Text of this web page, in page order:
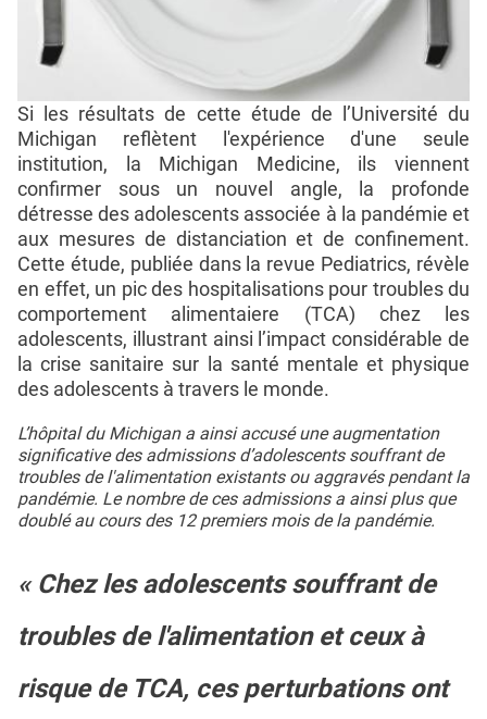
Si les résultats de cette étude de l’Université du
Michigan reflètent l'expérience d'une seule
institution, la Michigan Medicine, ils viennent
confirmer sous un nouvel angle, la profonde
détresse des adolescents associée à la pandémie et
aux mesures de distanciation et de confinement.
Cette étude, publiée dans la revue Pediatrics, révèle
en effet, un pic des hospitalisations pour troubles du
comportement alimentaiere (TCA) chez les
adolescents, illustrant ainsi l’impact considérable de
la crise sanitaire sur la santé mentale et physique
des adolescents à travers le monde.
L’hôpital du Michigan a ainsi accusé une augmentation
significative des admissions d’adolescents souffrant de
troubles de l'alimentation existants ou aggravés pendant la
pandémie. Le nombre de ces admissions a ainsi plus que
doublé au cours des 12 premiers mois de la pandémie.
« Chez les adolescents souffrant de
troubles de l'alimentation et ceux à
risque de TCA, ces perturbations ont